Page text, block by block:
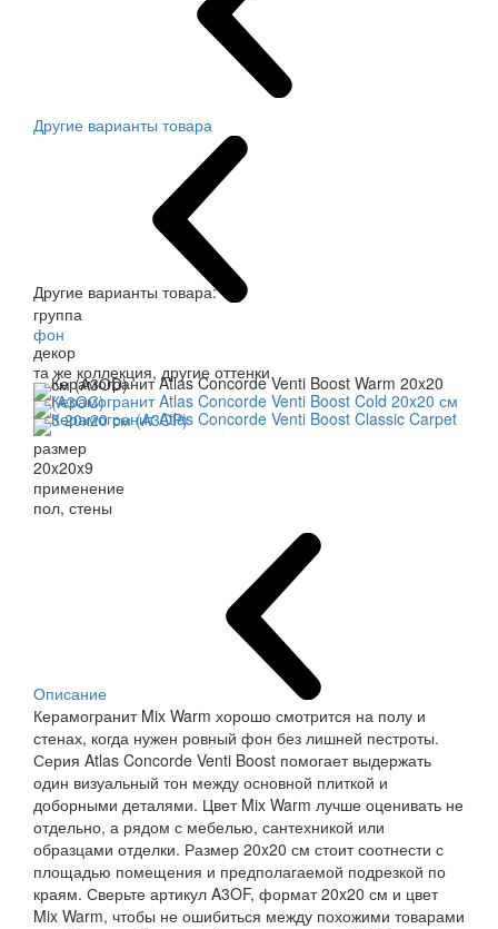
Другие варианты товара
Другие варианты товара:
группа
фон
декор
та же коллекция, другие оттенки
размер
20x20x9
применение
пол, стены
Описание
Керамогранит Mix Warm хорошо смотрится на полу и
стенах, когда нужен ровный фон без лишней пестроты.
Серия Atlas Concorde Venti Boost помогает выдержать
один визуальный тон между основной плиткой и
доборными деталями. Цвет Mix Warm лучше оценивать не
отдельно, а рядом с мебелью, сантехникой или
образцами отделки. Размер 20x20 см стоит соотнести с
площадью помещения и предполагаемой подрезкой по
краям. Сверьте артикул A3OF, формат 20x20 см и цвет
Mix Warm, чтобы не ошибиться между похожими товарами